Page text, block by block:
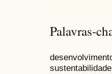
Palavras-